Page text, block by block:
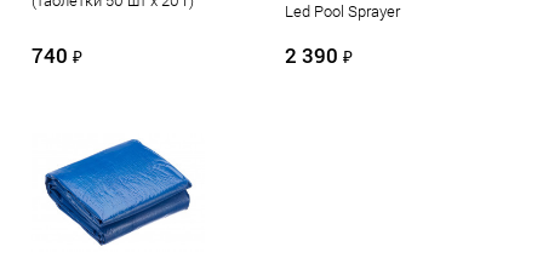
740 ₽
Led Pool Sprayer
2 390 ₽